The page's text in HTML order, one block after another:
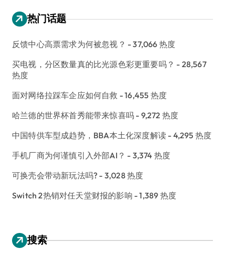
热门话题
反馈中心高票需求为何被忽视？ - 37,066 热度
买电视，分区数量真的比光源色彩更重要吗？ - 28,567
热度
面对网络拉踩车企应如何自救 - 16,455 热度
哈兰德的世界杯首秀能带来惊喜吗 - 9,272 热度
中国特供车型成趋势，BBA本土化深度解读 - 4,295 热度
手机厂商为何谨慎引入外部AI？ - 3,374 热度
可换壳会带动新玩法吗? - 3,028 热度
Switch 2热销对任天堂财报的影响 - 1,389 热度
搜索